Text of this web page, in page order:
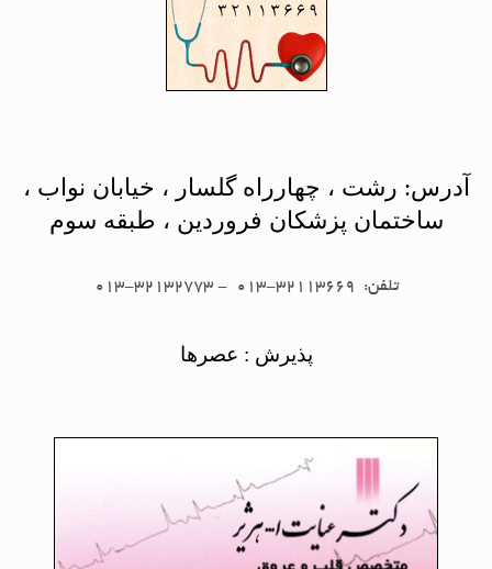
آدرس: رشت ، چهارراه گلسار ، خیابان نواب ،
ساختمان پزشکان فروردین ، طبقه سوم
تلفن: 32113669-013 - 32132773-013
پذیرش : عصرها